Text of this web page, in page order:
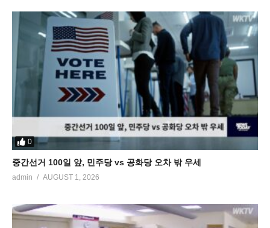
0
중간선거 100일 앞, 민주당 vs 공화당 오차 밖 우세
admin AUGUST 1, 2026